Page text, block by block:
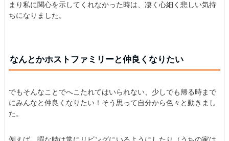
まり私に関心を示してくれなかった時は、凄く心細く悲しい気持
ちになりました。
なんとかホストファミリーと仲良くなりたい
でもそんなことでへこたれてはいられない、少しでも帰る時まで
にみんなと仲良くなりたい！そう思って自分から色々と動きまし
た。